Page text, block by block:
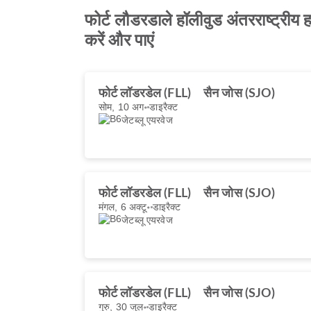
फोर्ट लौडरडाले हॉलीवुड
करें और पाएं
फोर्ट लॉडरडेल (FLL) सैन जोस (SJO)
सोम, 10 अग॰डाइरैक्ट
जेटब्लू एयरवेज
फोर्ट लॉडरडेल (FLL) सैन जोस (SJO)
मंगल, 6 अक्टू॰ डाइरैक्ट
जेटब्लू एयरवेज
फोर्ट लॉडरडेल (FLL) सैन जोस (SJO)
गुरु, 30 जुल॰डाइरैक्ट